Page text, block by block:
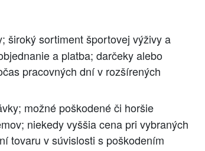
široký sortiment športovej výživy a
a platba; darčeky alebo
pracovných dní v rozšírených
možné poškodené či horšie
niekedy vyššia cena pri vybraných
tovaru v súvislosti s poškodením